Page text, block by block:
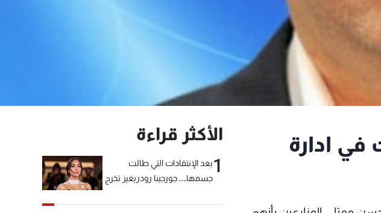
في ادارة
الأكثر قراءة
1بعد الإنتقادات التي طالت
جسمها... جورجينا رودريغيز تخرج